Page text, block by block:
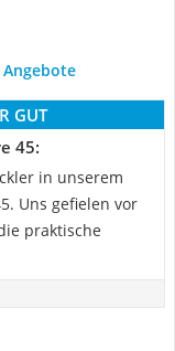
GUT
45:
in unserem
Uns gefielen vor
praktische